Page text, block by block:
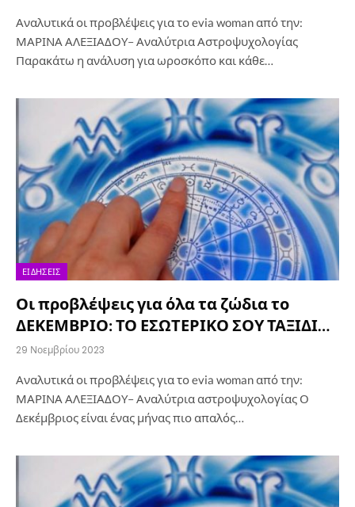
Αναλυτικά οι προβλέψεις για το evia woman από την:
ΜΑΡΙΝΑ ΑΛΕΞΙΑΔΟΥ– Αναλύτρια Αστροψυχολογίας
Παρακάτω η ανάλυση για ωροσκόπο και κάθε…
ΕΙΔΉΣΕΙΣ
Οι προβλέψεις για όλα τα ζώδια το
ΔΕΚΕΜΒΡΙΟ: ΤΟ ΕΣΩΤΕΡΙΚΟ ΣΟΥ ΤΑΞΙΔΙ…
29 Νοεμβρίου 2023
Αναλυτικά οι προβλέψεις για το evia woman από την:
ΜΑΡΙΝΑ ΑΛΕΞΙΑΔΟΥ– Αναλύτρια αστροψυχολογίας Ο
Δεκέμβριος είναι ένας μήνας πιο απαλός…